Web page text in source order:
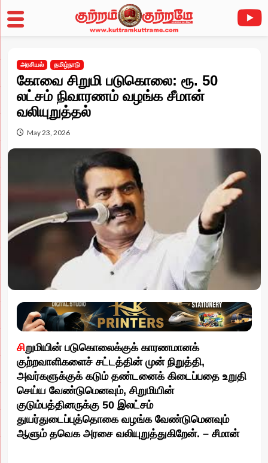
to
content
அரசியல் தமிழ்நாடு
கோவை சிறுமி படுகொலை: ரூ. 50
லட்சம் நிவாரணம் வழங்க சீமான்
வலியுறுத்தல்
May 23, 2026
சிறுமியின் படுகொலைக்குக் காரணமானக்
குற்றவாளிகளைச் சட்டத்தின் முன் நிறுத்தி,
அவர்களுக்குக் கடும் தண்டனைக் கிடைப்பதை உறுதி
செய்ய வேண்டுமெனவும், சிறுமியின்
குடும்பத்தினருக்கு 50 இலட்சம்
துயர்துடைப்புத்தொகை வழங்க வேண்டுமெனவும்
ஆளும் தவெக அரசை வலியுறுத்துகிறேன். – சீமான்